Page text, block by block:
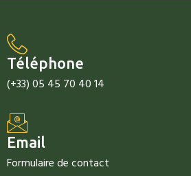
Téléphone
(+33) 05 45 70 40 14
Email
Formulaire de contact